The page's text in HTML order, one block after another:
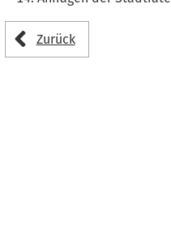
Zurück